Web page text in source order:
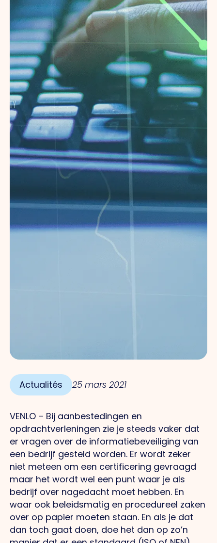
Actualités 25 mars 2021
VENLO – Bij aanbestedingen en
opdrachtverleningen zie je steeds vaker dat
er vragen over de informatiebeveiliging van
een bedrijf gesteld worden. Er wordt zeker
niet meteen om een certificering gevraagd
maar het wordt wel een punt waar je als
bedrijf over nagedacht moet hebben. En
waar ook beleidsmatig en procedureel zaken
over op papier moeten staan. En als je dat
dan toch gaat doen, doe het dan op zo’n